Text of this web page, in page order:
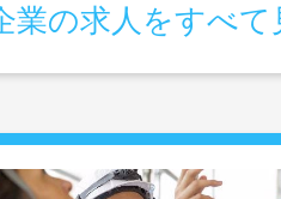
業の求人をすべて